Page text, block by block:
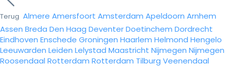
Terug Almere Amersfoort Amsterdam Apeldoorn Arnhem
Assen Breda Den Haag DeventerDoetinchem Dordrecht
Eindhoven Enschede Groningen Haarlem Helmond Hengelo
Leeuwarden Leiden Lelystad Maastricht Nijmegen Nijmegen
Roosendaal Rotterdam Rotterdam Tilburg Veenendaal